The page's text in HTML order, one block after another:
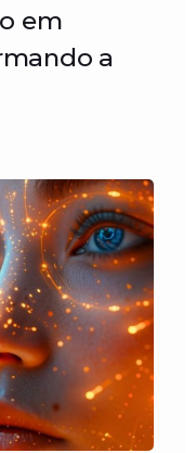
em
a